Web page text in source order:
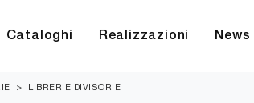
Cataloghi Realizzazioni News
> LIBRERIE DIVISORIE